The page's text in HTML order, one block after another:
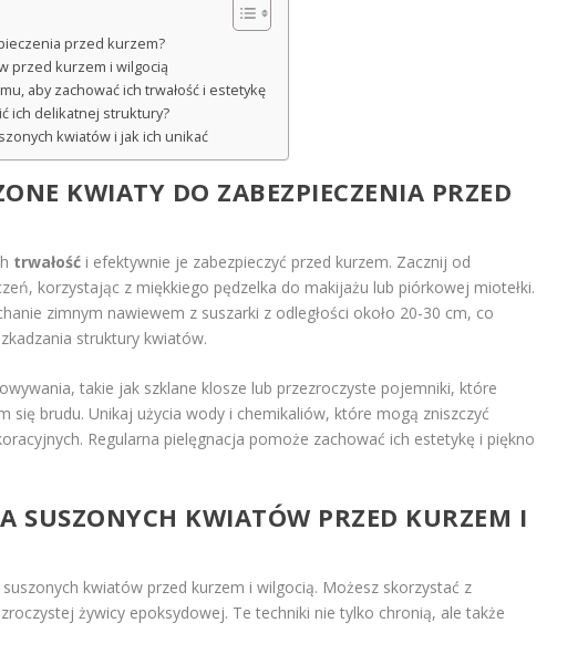
przed kurzem?
przed kurzem i wilgocią
aby zachować ich trwałość i estetykę
ich delikatnej struktury?
kwiatów i jak ich unikać
KWIATY DO ZABEZPIECZENIA PRZED
trwałość i efektywnie je zabezpieczyć przed kurzem. Zacznij od
korzystając z miękkiego pędzelka do makijażu lub piórkowej miotełki.
zimnym nawiewem z suszarki z odległości około 20-30 cm, co
struktury kwiatów.
takie jak szklane klosze lub przezroczyste pojemniki, które
się brudu. Unikaj użycia wody i chemikaliów, które mogą zniszczyć
Regularna pielęgnacja pomoże zachować ich estetykę i piękno
SUSZONYCH KWIATÓWPRZED KURZEM I
kwiatów przed kurzem i wilgocią. Możesz skorzystać z
żywicy epoksydowej. Te techniki nie tylko chronią, ale także